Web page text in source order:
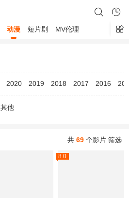
动漫 短片剧 MV伦理
2020 2019 2018 2017 2016
其他
共 69 个影片 筛选
8.0